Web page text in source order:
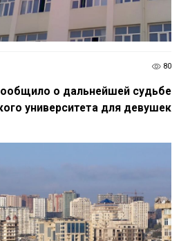
80
о дальнейшей судьбе
университета для девушек